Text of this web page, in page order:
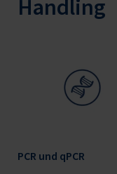
Handling
PCR und qPCR